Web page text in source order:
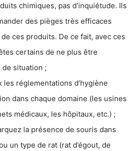
chimiques, pas d’inquiétude. Ils
des pièges très efficaces
ces produits. De ce fait, avec ces
certains de ne plus être
situation ;
les réglementations d’hygiène
dans chaque domaine (les usines
médicaux, les hôpitaux, etc.) ;
la présence de souris dans
un type de rat (rat d’égout, de